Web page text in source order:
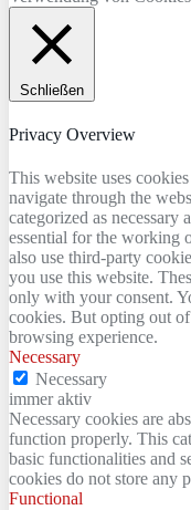
Schließen
Privacy Overview
This website uses
navigate through the
categorized as necessary
essential for the working
also use third-party
you use this website.
only with your consent.
cookies. But opting out
browsing experience.
Necessary
Necessary
immer aktiv
Necessary cookies are
function properly. This
basic functionalities and
cookies do not store any
Functional